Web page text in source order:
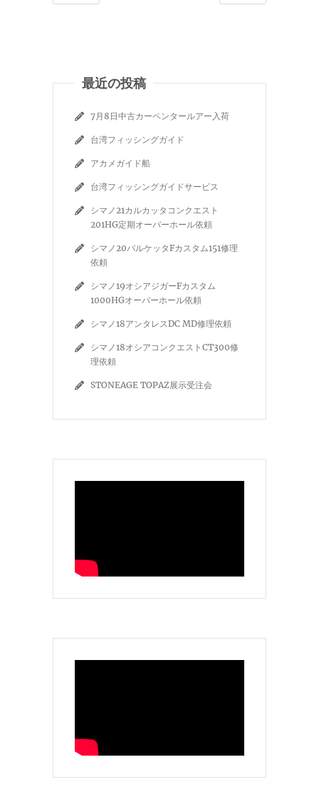
最近の投稿
7月8日中古カーペンタールアー入荷
台湾フィッシングガイド
アカメガイド船
台湾フィッシングガイドサービス
シマノ21カルカッタコンクエスト
201HG定期オーバーホール依頼
シマノ20バルケッタFカスタム151修理
依頼
シマノ19オシアジガーFカスタム
1000HGオーバーホール依頼
シマノ18アンタレスDC MD修理依頼
シマノ18オシアコンクエストCT300修
理依頼
STONEAGE TOPAZ展示受注会